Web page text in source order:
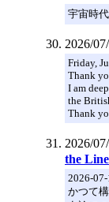
宇宙時
2026/
Friday,
Thank
I am
the
Thank
2026/
the Line
2026-07-
かつて